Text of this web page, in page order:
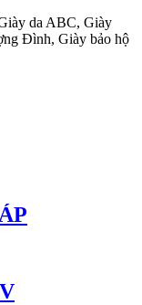
da ABC, Giày
Đình, Giày bảo hộ